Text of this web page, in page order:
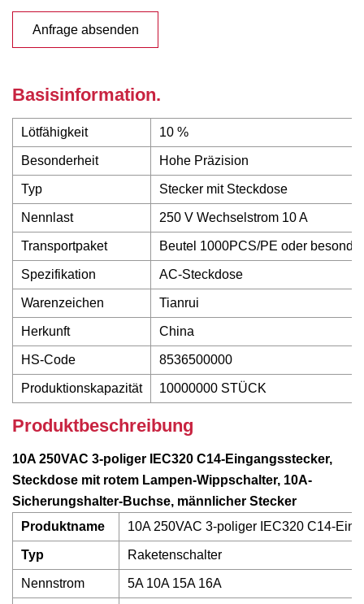
Anfrage absenden
Basisinformation.
Lötfähigkeit 10 %
Besonderheit Hohe Präzision
Typ Stecker mit Steckdose
Nennlast 250 V Wechselstrom 10 A
Transportpaket Beutel 1000PCS/PE oder
Spezifikation AC-Steckdose
Warenzeichen Tianrui
Herkunft China
HS-Code 8536500000
Produktionskapazität 10000000 STÜCK
Produktbeschreibung
10A 250VAC 3-poliger IEC320 C14-Eingangsstecker,
Steckdose mit rotem Lampen-Wippschalter, 10A-
Sicherungshalter-Buchse, männlicher Stecker
Produktname
10A 250VAC 3-poliger IEC320 C14-
Typ Raketenschalter
Nennstrom 5A 10A 15A 16A